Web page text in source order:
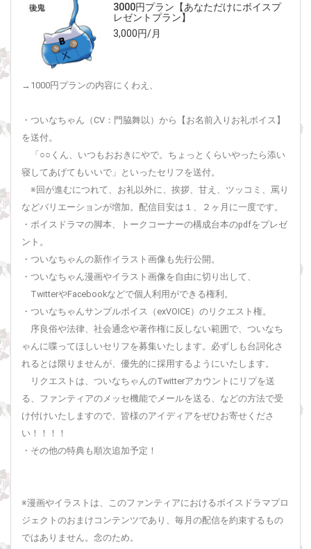
3000円プラン【あなただけにボイスプ
レゼントプラン】
3,000円/月
→1000円プランの内容にくわえ、
・ついなちゃん（CV：門脇舞以）から【お名前入りお礼ボイス】
を送付。
「○○くん、いつもおおきにやで。ちょっとくらいやったら添い
寝してあげてもいいで」といったセリフを送付。
※回が進むにつれて、お礼以外に、挨拶、甘え、ツッコミ、罵り
などバリエーションが増加。配信目安は１、２ヶ月に一度です。
・ボイスドラマの脚本、トークコーナーの構成台本のpdfをプレゼ
ント。
・ついなちゃんの新作イラスト画像も先行公開。
・ついなちゃん漫画やイラスト画像を自由に切り出して、
TwitterやFacebookなどで個人利用ができる権利。
・ついなちゃんサンプルボイス（exVOICE）のリクエスト権。
序良俗や法律、社会通念や著作権に反しない範囲で、ついなち
ゃんに喋ってほしいセリフを募集いたします。必ずしも台詞化さ
れるとは限りませんが、優先的に採用するようにいたします。
リクエストは、ついなちゃんのTwitterアカウントにリプを送
る、ファンティアのメッセ機能でメールを送る、などの方法で受
け付けいたしますので、皆様のアイディアをぜひお寄せくださ
い！！！！
・その他の特典も順次追加予定！
※漫画やイラストは、このファンティアにおけるボイスドラマプロ
ジェクトのおまけコンテンツであり、毎月の配信を約束するもの
ではありません。念のため。